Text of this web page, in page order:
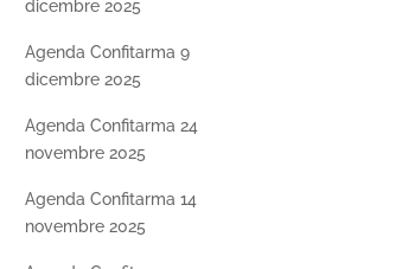
dicembre 2025
Agenda Confitarma 9
dicembre 2025
Agenda Confitarma 24
novembre 2025
Agenda Confitarma 14
novembre 2025